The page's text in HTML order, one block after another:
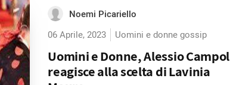
Noemi Picariello
06 Aprile, 2023
Uomini e donne gossip
Uomini e Donne, Alessio
reagisce alla scelta di Lavinia